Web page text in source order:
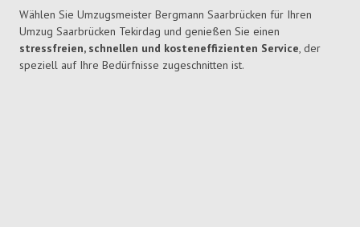
Wählen Sie Umzugsmeister Bergmann Saarbrücken für Ihren
Umzug Saarbrücken Tekirdag und genießen Sie einen
stressfreien, schnellen und kosteneffizienten Service, der
speziell auf Ihre Bedürfnisse zugeschnitten ist.